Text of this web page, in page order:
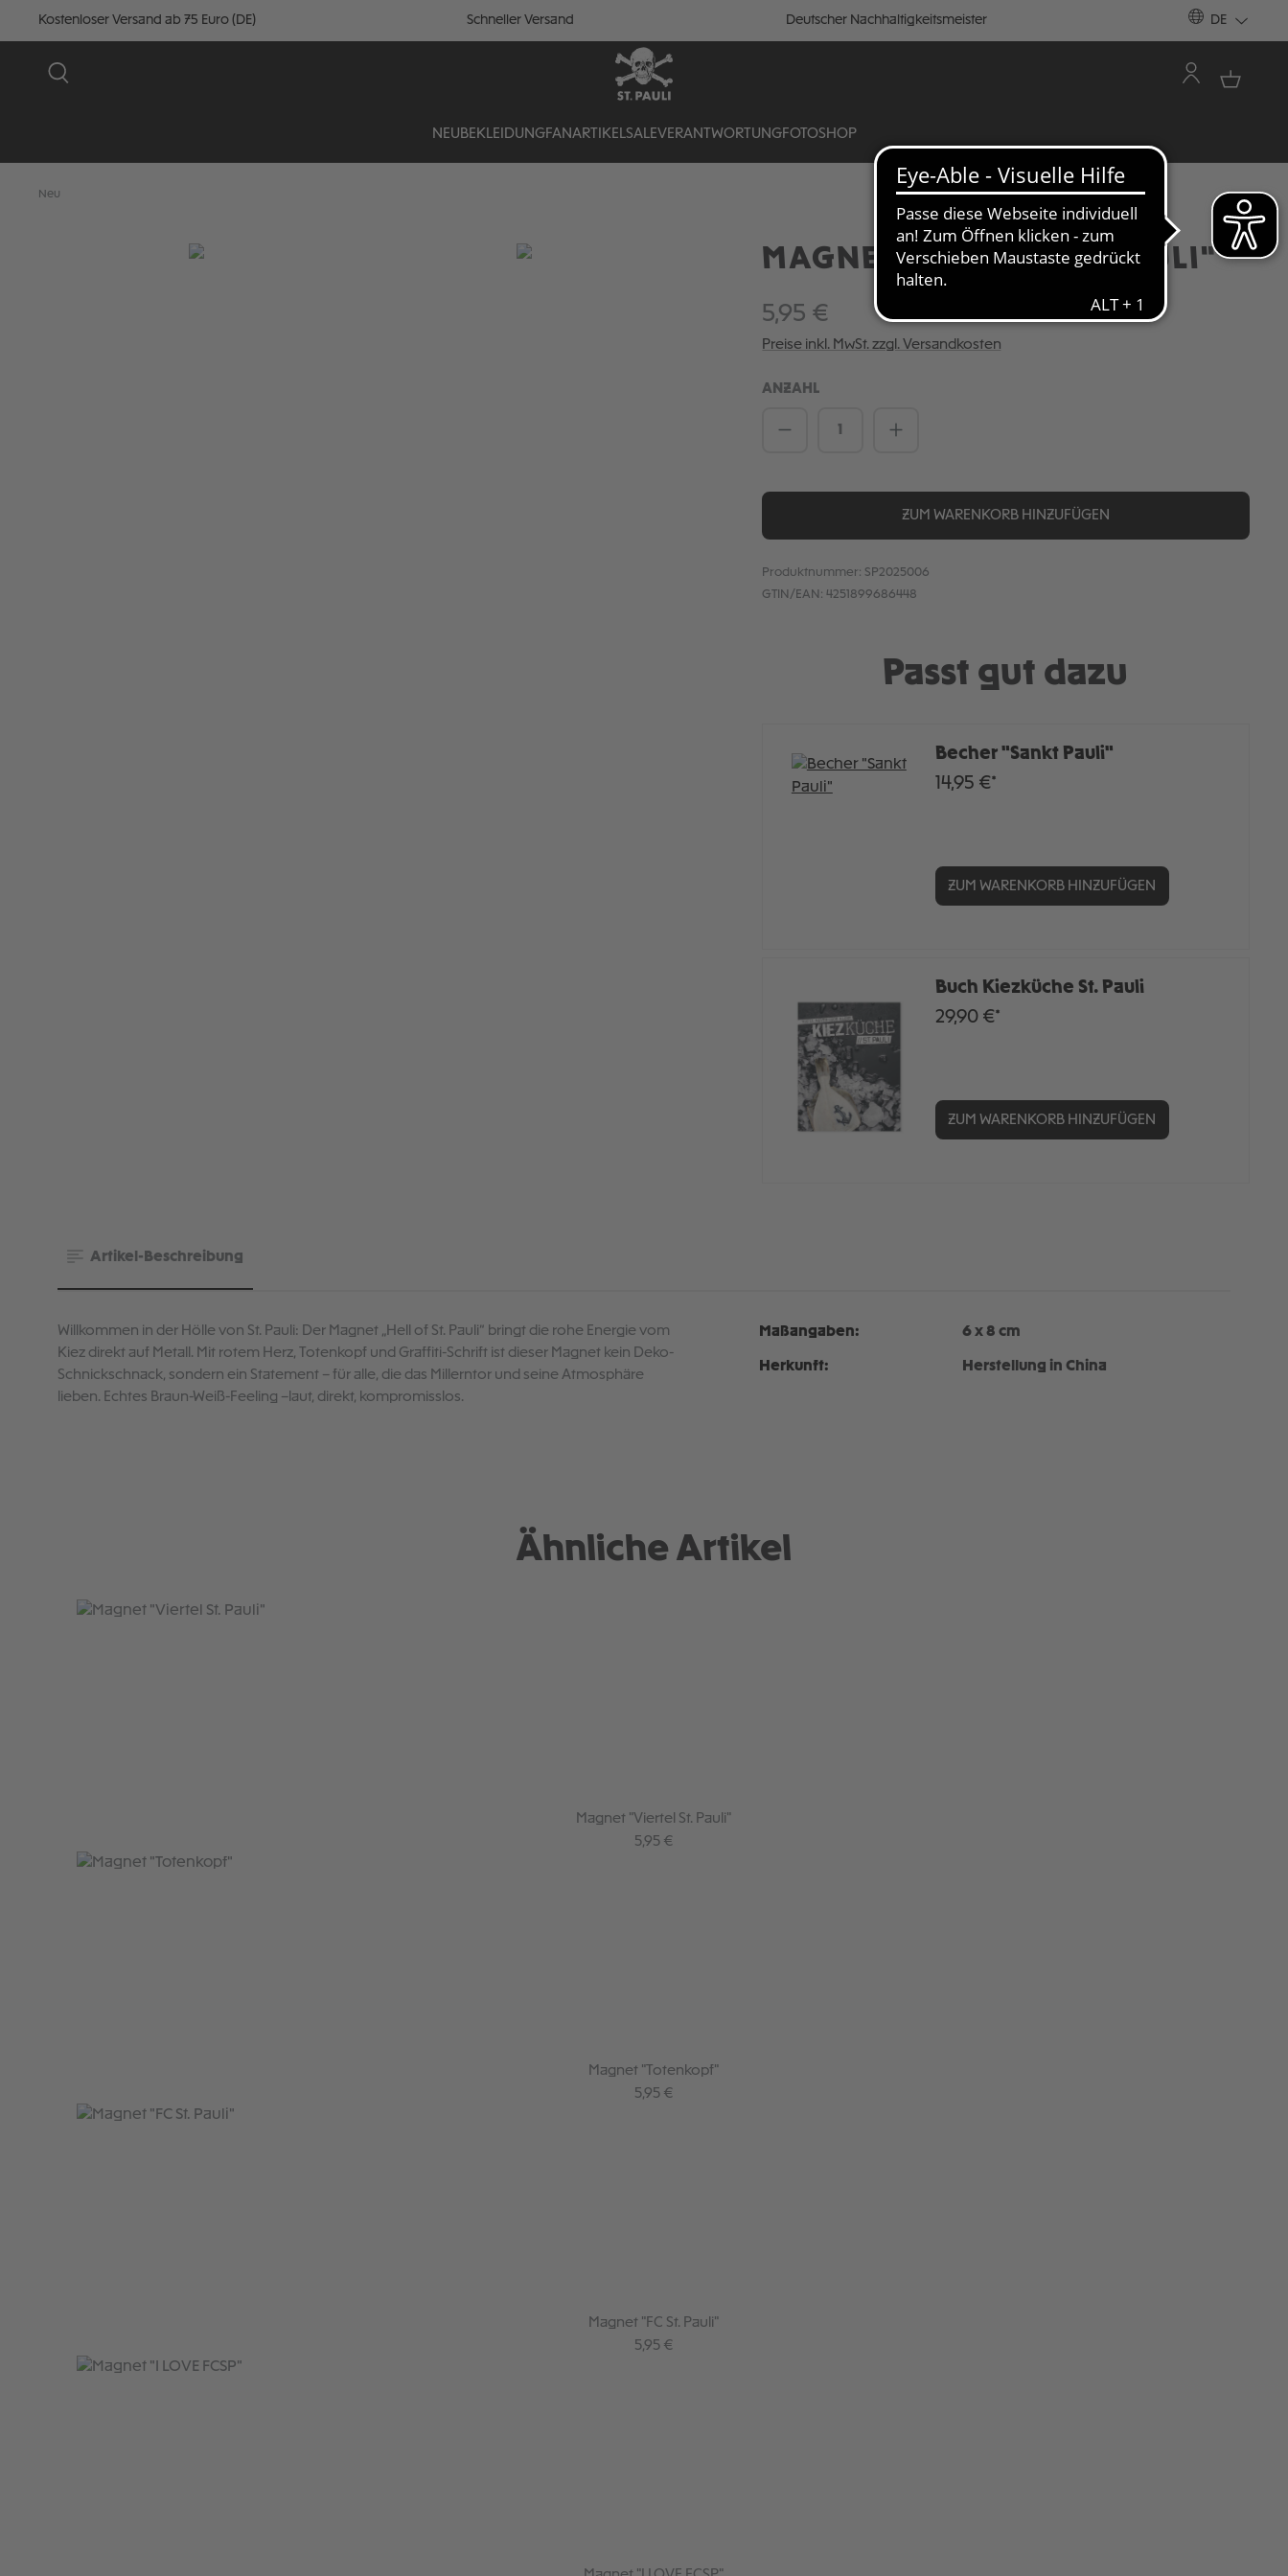
Kostenloser Versand ab 75 Euro (DE) Schneller Versand Deutscher Nachhaltigkeitsmeister DE
NEU BEKLEIDUNGFANARTIKELSALEVERANTWORTUNGFOTOSHOP
Neu
Bildergalerie überspringen MAGNET "HELL OF ST. PAULI"
5,95 €
Preise inkl. MwSt. zzgl. Versandkosten
ANZAHL
Produkt Anzahl: Gib den gewünschten Wert
ZUM WARENKORB HINZUFÜGEN
Produktnummer: SP2025006
GTIN/EAN: 4251899686448
Passt gut dazu
Becher "Sankt Pauli"
14,95 €*
ZUM WARENKORB HINZUFÜGEN
Buch Kiezküche St. Pauli
29,90 €*
ZUM WARENKORB HINZUFÜGEN
Artikel-Beschreibung
Willkommen in der Hölle von St. Pauli: Der Magnet „Hell of St. Pauli“ bringt die rohe Energie vom
Kiez direkt auf Metall. Mit rotem Herz, Totenkopf und Graffiti-Schrift ist dieser Magnet kein Deko-
Schnickschnack, sondern ein Statement – für alle, die das Millerntor und seine Atmosphäre
lieben. Echtes Braun-Weiß-Feeling –laut, direkt, kompromisslos.
Maßangaben: 6 x 8 cm
Herkunft: Herstellung in China
Ähnliche Artikel
Produktgalerie überspringen
Magnet "Viertel St. Pauli"
Regulärer Preis:
5,95 €
Magnet "Totenkopf"
Regulärer Preis:
5,95 €
Magnet "FC St. Pauli"
Regulärer Preis:
5,95 €